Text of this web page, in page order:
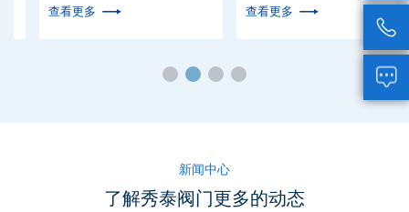
查看更多 
查看更多 
新闻中心
了解秀泰阀门更多的动态

